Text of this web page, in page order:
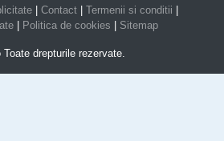
Contact Termenii si conditii
Politica de cookies Sitemap
drepturile rezervate.